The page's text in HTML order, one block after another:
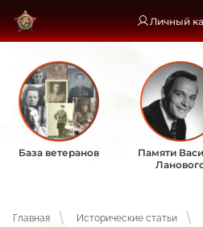
Личный
База ветеранов
Памяти
Главная Исторические статьи